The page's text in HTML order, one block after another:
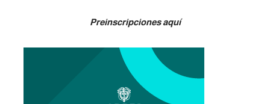
Preinscripciones aquí